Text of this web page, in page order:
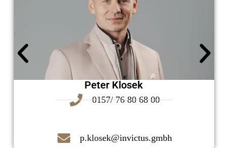
Peter Klosek
0157/ 76 80 68 00
p.klosek@invictus.gmbh